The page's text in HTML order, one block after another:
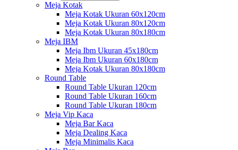
Meja Kotak
Meja Kotak Ukuran 60x120cm
Meja Kotak Ukuran 80x120cm
Meja Kotak Ukuran 80x180cm
Meja IBM
Meja Ibm Ukuran 45x180cm
Meja Ibm Ukuran 60x180cm
Meja Kotak Ukuran 80x180cm
Round Table
Round Table Ukuran 120cm
Round Table Ukuran 160cm
Round Table Ukuran 180cm
Meja Vip Kaca
Meja Bar Kaca
Meja Dealing Kaca
Meja Minimalis Kaca